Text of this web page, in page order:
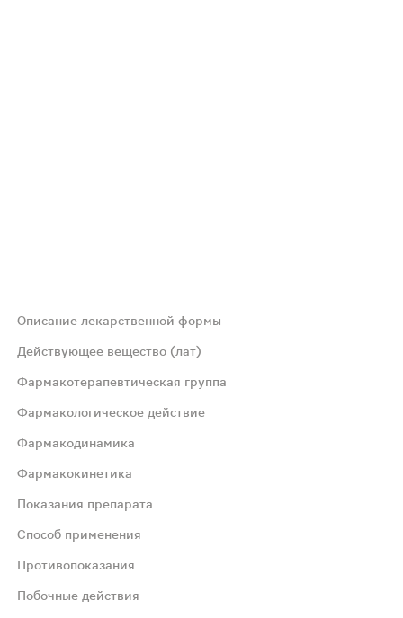
высокого давления(1) - пачки картонные.
введении средняя Cmax в водянистой
Описание лекарственной формы
Действующее вещество (лат)
Фармакотерапевтическая группа
Фармакологическое действие
Фармакодинамика
Фармакокинетика
Показания препарата
Способ применения
Противопоказания
Побочные действия